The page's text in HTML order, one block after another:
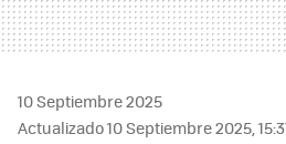
10 Septiembre 2025
Actualizado 10 Septiembre 2025,